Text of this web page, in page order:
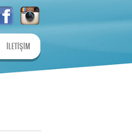
İLETİŞİM